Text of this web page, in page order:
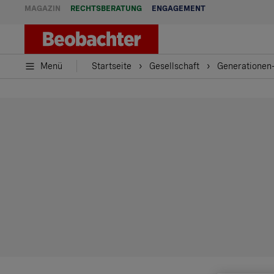
MAGAZIN RECHTSBERATUNG ENGAGEMENT
Menü Startseite Gesellschaft